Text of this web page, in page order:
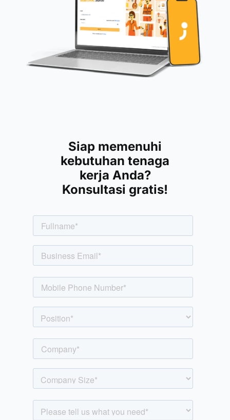
Siap memenuhi
kebutuhan tenaga
kerja Anda?
Konsultasi gratis!